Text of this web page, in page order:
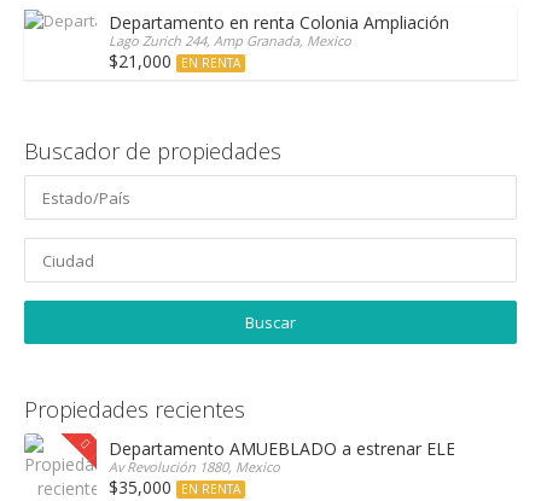
Departamento en renta Colonia Ampliación Granada,
Lago Zurich 244, Amp Granada, Mexico
$21,000 EN RENTA
Buscador de propiedades
Propiedades recientes
Departamento AMUEBLADO a estrenar ELEVA con
Av Revolución 1880, Mexico
$35,000 EN RENTA